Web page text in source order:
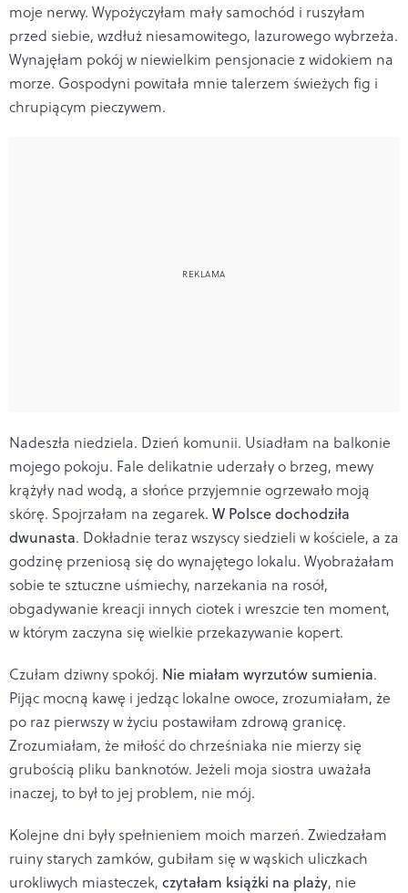
moje nerwy. Wypożyczyłam mały samochód i ruszyłam
przed siebie, wzdłuż niesamowitego, lazurowego wybrzeża.
Wynajęłam pokój w niewielkim pensjonacie z widokiem na
morze. Gospodyni powitała mnie talerzem świeżych fig i
chrupiącym pieczywem.
Nadeszła niedziela. Dzień komunii. Usiadłam na balkonie
mojego pokoju. Fale delikatnie uderzały o brzeg, mewy
krążyły nad wodą, a słońce przyjemnie ogrzewało moją
skórę. Spojrzałam na zegarek. W Polsce dochodziła
dwunasta. Dokładnie teraz wszyscy siedzieli w kościele, a za
godzinę przeniosą się do wynajętego lokalu. Wyobrażałam
sobie te sztuczne uśmiechy, narzekania na rosół,
obgadywanie kreacji innych ciotek i wreszcie ten moment,
w którym zaczyna się wielkie przekazywanie kopert.
Czułam dziwny spokój. Nie miałam wyrzutów sumienia.
Pijąc mocną kawę i jedząc lokalne owoce, zrozumiałam, że
po raz pierwszy w życiu postawiłam zdrową granicę.
Zrozumiałam, że miłość do chrześniaka nie mierzy się
grubością pliku banknotów. Jeżeli moja siostra uważała
inaczej, to był to jej problem, nie mój.
Kolejne dni były spełnieniem moich marzeń. Zwiedzałam
ruiny starych zamków, gubiłam się w wąskich uliczkach
urokliwych miasteczek, czytałam książki na plaży, nie